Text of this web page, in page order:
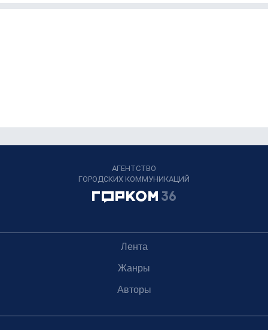
АГЕНТСТВО
ГОРОДСКИХ КОММУНИКАЦИЙ
Лента
Жанры
Авторы